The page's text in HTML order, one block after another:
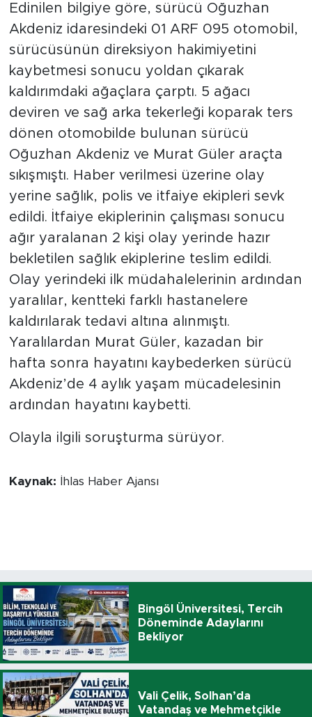
Edinilen bilgiye göre, sürücü Oğuzhan
Akdeniz idaresindeki 01 ARF 095 otomobil,
sürücüsünün direksiyon hakimiyetini
kaybetmesi sonucu yoldan çıkarak
kaldırımdaki ağaçlara çarptı. 5 ağacı
deviren ve sağ arka tekerleği koparak ters
dönen otomobilde bulunan sürücü
Oğuzhan Akdeniz ve Murat Güler araçta
sıkışmıştı. Haber verilmesi üzerine olay
yerine sağlık, polis ve itfaiye ekipleri sevk
edildi. İtfaiye ekiplerinin çalışması sonucu
ağır yaralanan 2 kişi olay yerinde hazır
bekletilen sağlık ekiplerine teslim edildi.
Olay yerindeki ilk müdahalelerinin ardından
yaralılar, kentteki farklı hastanelere
kaldırılarak tedavi altına alınmıştı.
Yaralılardan Murat Güler, kazadan bir
hafta sonra hayatını kaybederken sürücü
Akdeniz’de 4 aylık yaşam mücadelesinin
ardından hayatını kaybetti.
Olayla ilgili soruşturma sürüyor.
Kaynak: İhlas Haber Ajansı
Bingöl Üniversitesi, Tercih
Döneminde Adaylarını
Bekliyor
Vali Çelik, Solhan’da
Vatandaş ve Mehmetçikle